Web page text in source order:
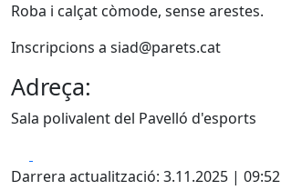
Roba i calçat còmode, sense arestes.
Inscripcions a siad@parets.cat
Adreça:
Sala polivalent del Pavelló d'esports
Darrera actualització: 3.11.2025 | 09:52